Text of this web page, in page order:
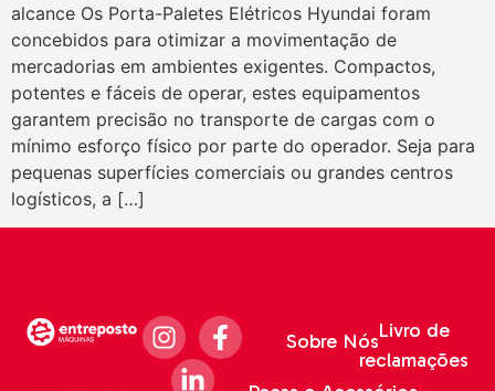
alcance Os Porta-Paletes Elétricos Hyundai foram
concebidos para otimizar a movimentação de
mercadorias em ambientes exigentes. Compactos,
potentes e fáceis de operar, estes equipamentos
garantem precisão no transporte de cargas com o
mínimo esforço físico por parte do operador. Seja para
pequenas superfícies comerciais ou grandes centros
logísticos, a […]
Sobre NósLivro de
reclamações